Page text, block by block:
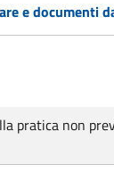
e documenti
pratica non